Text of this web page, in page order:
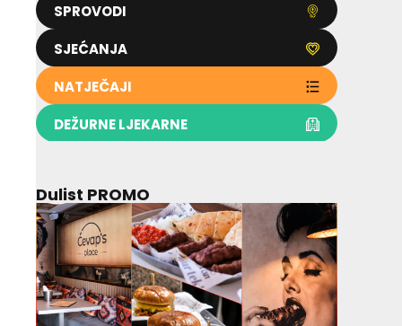
SPROVODI
SJEĆANJA
NATJEČAJI
DEŽURNE LJEKARNE
Dulist PROMO